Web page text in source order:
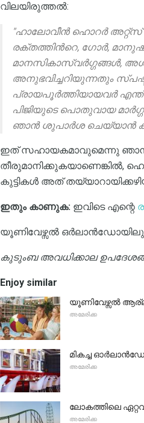
വിലയിരുത്തൽ:
"ഹാലോവീൻ ഹൊറർ അറ്റ്സ്
രക്തത്തിൻറെ, ഗോർ,
മാനസികാസ്വർഗ്ഗങ്ങൾ,
അനുഭവിച്ചറിയുന്നതും
പ്രായപൂർത്തിയായവർ എന്ത്
പിജിയുടെ പൊതുവായ
ഞാൻ ശുപാർശ ചെയ്യാൻ
ഇത് സഹായകമാവുമെന്നു ഞാൻ
തീരുമാനിക്കുകയാണെങ്കിൽ,
കുട്ടികൾ അത്
ഇതും കാണുക: ഇവിടെ എന്റെ
യൂണിവേഴ്സൽ
കുടുംബ അവധിക്കാല
Enjoy similar
യൂണിവേഴ്സൽ
അമേരിക്ക
മികച്ച
അമേരിക്ക
ലോകത്തിലെ
അമേരിക്ക